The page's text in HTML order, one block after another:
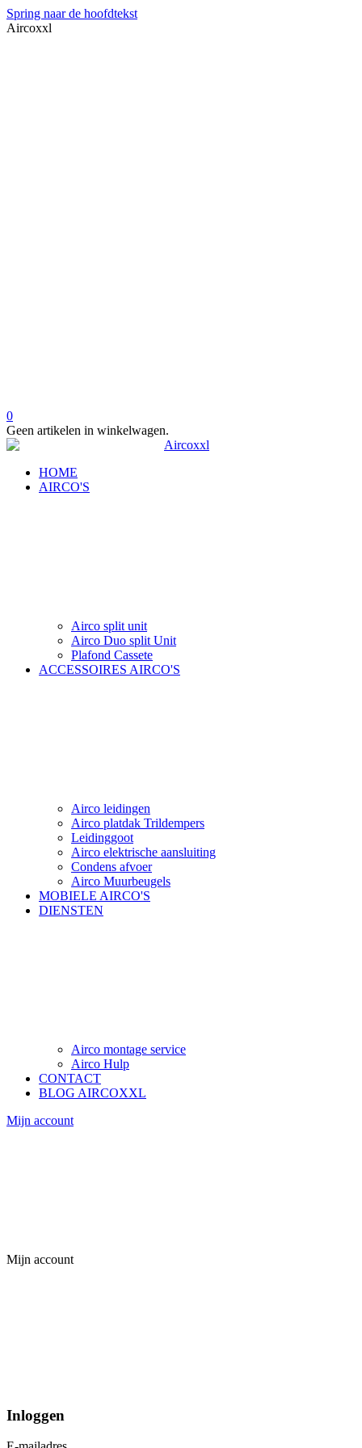
Spring naar de hoofdtekst
Aircoxxl
0
Geen artikelen in winkelwagen.
HOME
AIRCO'S
Airco split unit
Airco Duo split Unit
Plafond Cassete
ACCESSOIRES AIRCO'S
Airco leidingen
Airco platdak Trildempers
Leidinggoot
Airco elektrische aansluiting
Condens afvoer
Airco Muurbeugels
MOBIELE AIRCO'S
DIENSTEN
Airco montage service
Airco Hulp
CONTACT
BLOG AIRCOXXL
Mijn account
Mijn account
Inloggen